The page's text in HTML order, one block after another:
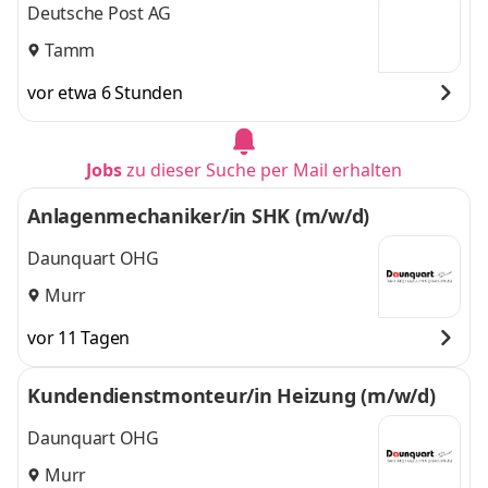
Deutsche Post AG
Tamm
vor etwa 6 Stunden
Jobszu dieser Suche per Mail erhalten
Anlagenmechaniker/in SHK (m/w/d)
Daunquart OHG
Murr
vor 11 Tagen
Kundendienstmonteur/in Heizung (m/w/d)
Daunquart OHG
Murr